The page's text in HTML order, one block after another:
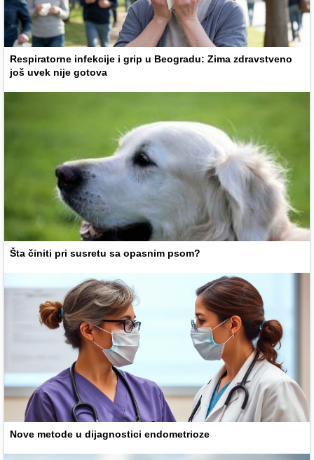
Respiratorne infekcije i grip u Beogradu: Zima zdravstveno
još uvek nije gotova
Šta činiti pri susretu sa opasnim psom?
Nove metode u dijagnostici endometrioze